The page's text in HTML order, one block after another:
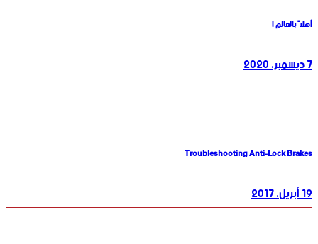
أهلاً بالعالم !
7 ديسمبر، 2020
Troubleshooting Anti-Lock Brakes
19 أبريل، 2017